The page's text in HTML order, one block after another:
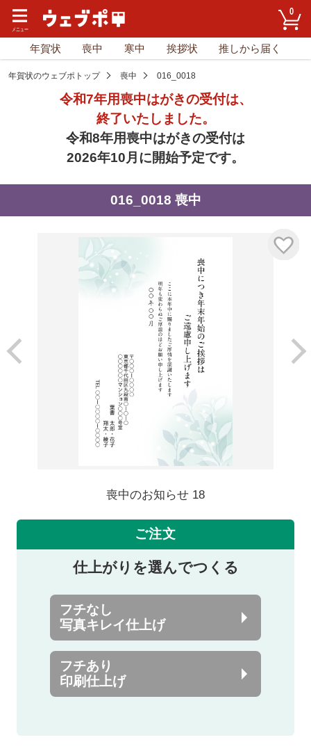
0
年賀状 喪中 寒中 挨拶状 推しから届く
年賀状のウェブポトップ 喪中 016_0018
令和7年用喪中はがきの受付は、
終了いたしました。
令和8年用喪中はがきの受付は
2026年10月に開始予定です。
016_0018 喪中
喪中のお知らせ 18
ご注文
仕上がりを選んでつくる
フチなし
写真キレイ仕上げ
フチあり
印刷仕上げ